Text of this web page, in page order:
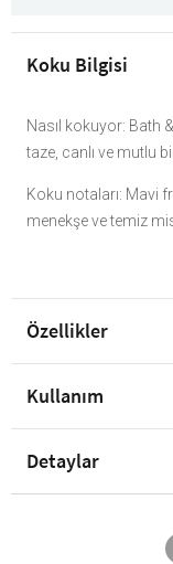
Koku Bilgisi
Nasıl kokuyor: Bath
taze, canlı ve mutlu
Koku notaları: Mavi
menekşe ve temiz
Özellikler
Kullanım
Detaylar